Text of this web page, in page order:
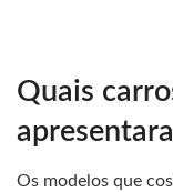
Quais
Os modelos que